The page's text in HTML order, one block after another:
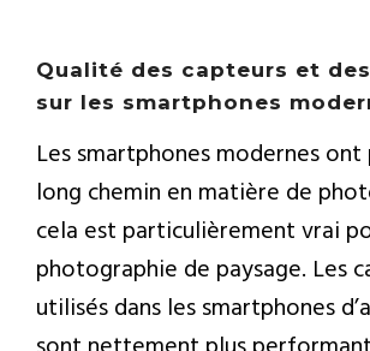
Qualité des capteurs et
sur les smartphones
Les smartphones modernes ont
long chemin en matière de
cela est particulièrement vrai
photographie de paysage. Les
utilisés dans les smartphones